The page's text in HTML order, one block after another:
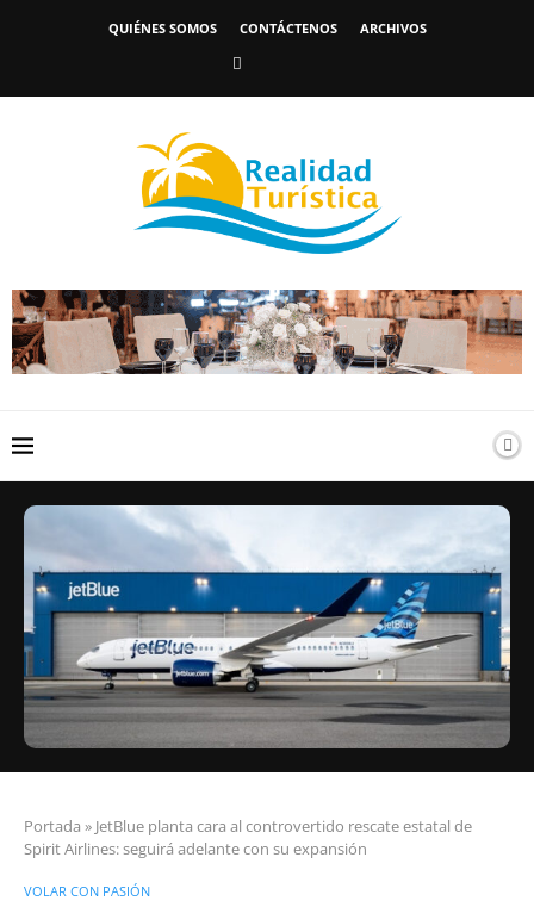
QUIÉNES SOMOS CONTÁCTENOS ARCHIVOS
Portada » JetBlue planta cara al controvertido rescate estatal de
Spirit Airlines: seguirá adelante con su expansión
VOLAR CON PASIÓN